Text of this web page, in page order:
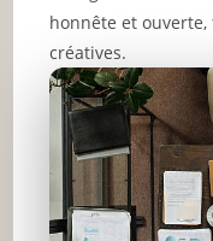
honnête et
créatives.